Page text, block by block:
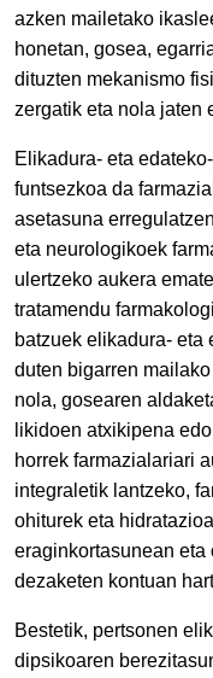
azken mailetako
honetan, gosea,
dituzten mekanismo
zergatik eta nola jaten
Elikadura- eta
funtsezkoa da
asetasuna
eta neurologikoek
ulertzeko aukera
tratamendu
batzuek elikadura- eta
duten bigarren
nola, gosearen
likidoen atxikipena
horrek farmazialariari
integraletik lantzeko,
ohiturek eta
eraginkortasunean eta
dezaketen kontuan
Bestetik, pertsonen
dipsikoaren